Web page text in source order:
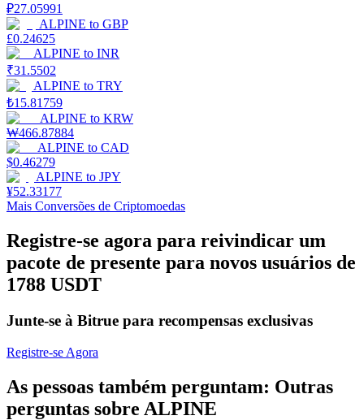
Estacamento
Altos retornos e acesso instantâneo
Launchpool
₽27.05991
ALPINE to GBP
£0.24625
ALPINE to INR
₹31.5502
ALPINE to TRY
₺15.81759
ALPINE to KRW
₩466.87884
ALPINE to CAD
$0.46279
ALPINE to JPY
¥52.33177
Mais Conversões de Criptomoedas
Registre-se agora para reivindicar um
pacote de presente para novos usuários de
1788 USDT
Junte-se à Bitrue para recompensas exclusivas
Registre-se Agora
As pessoas também perguntam: Outras
perguntas sobre ALPINE